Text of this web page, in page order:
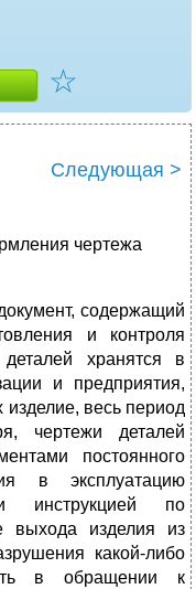
☆
Следующая >
чертежа
содержащий
и контроля
хранятся в
и предприятия,
весь период
чертежи деталей
постоянного
в эксплуатацию
инструкцией по
выхода изделия из
какой-либо
в обращении к